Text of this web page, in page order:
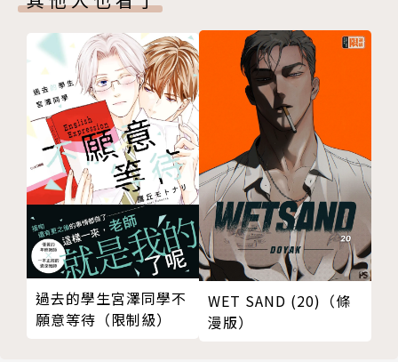
過去的學生宮澤同學不
願意等待（限制級）
WET SAND (20)（條
漫版）